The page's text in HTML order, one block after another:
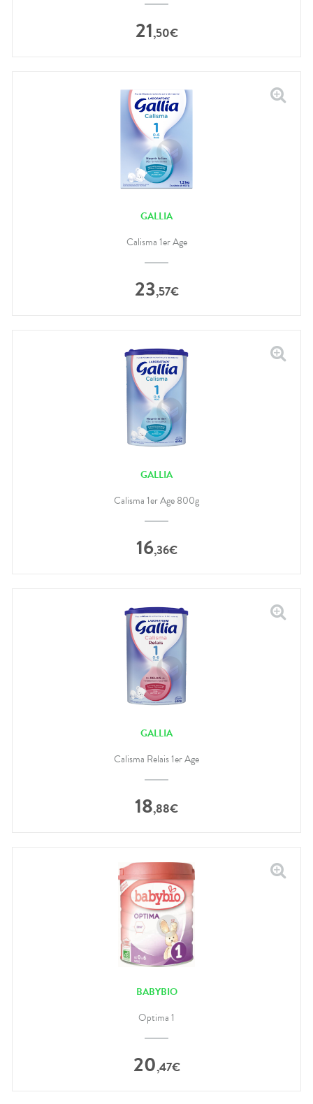
21,50€
GALLIA
Calisma 1er Age
23,57€
GALLIA
Calisma 1er Age 800g
16,36€
GALLIA
Calisma Relais 1er Age
18,88€
BABYBIO
Optima 1
20,47€